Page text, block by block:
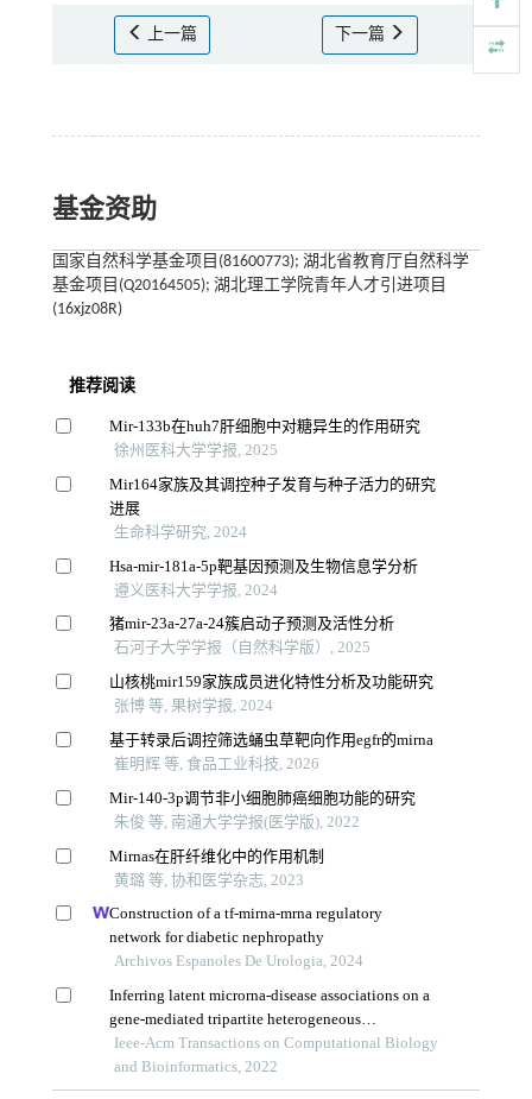
上一篇 下一篇
基金资助
国家自然科学基金项目(81600773); 湖北省教育厅自然科学
基金项目(Q20164505); 湖北理工学院青年人才引进项目
(16xjz08R)